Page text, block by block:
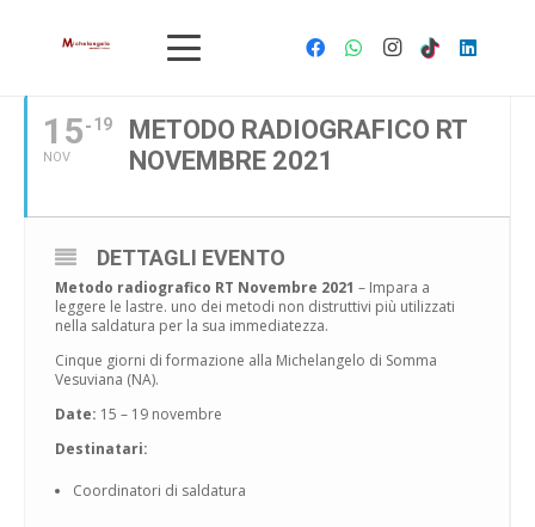
NOVEMBRE, 2021
15
NOV
19
METODO RADIOGRAFICO RT
NOVEMBRE 2021
DETTAGLI EVENTO
Metodo radiografico RT Novembre 2021 – Impara a
leggere le lastre. uno dei metodi non distruttivi più utilizzati
nella saldatura per la sua immediatezza.
Cinque giorni di formazione alla Michelangelo di Somma
Vesuviana (NA).
Date: 15 – 19 novembre
Destinatari:
Coordinatori di saldatura